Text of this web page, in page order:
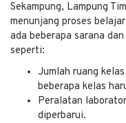
Sekampung, Lampung
menunjang proses
ada beberapa sarana
seperti:
Jumlah ruang
beberapa kelas
Peralatan
diperbarui.